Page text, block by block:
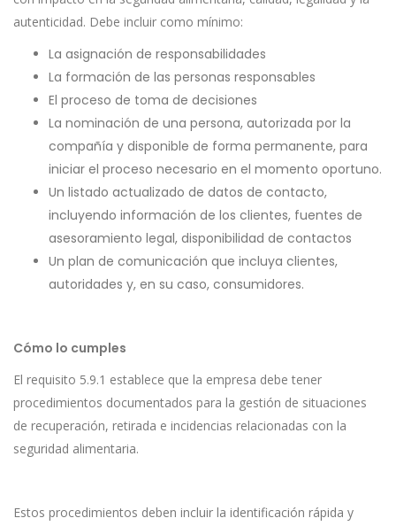
autenticidad. Debe incluir como mínimo:
La asignación de responsabilidades
La formación de las personas responsables
El proceso de toma de decisiones
La nominación de una persona, autorizada por la
compañía y disponible de forma permanente, para
iniciar el proceso necesario en el momento oportuno.
Un listado actualizado de datos de contacto,
incluyendo información de los clientes, fuentes de
asesoramiento legal, disponibilidad de contactos
Un plan de comunicación que incluya clientes,
autoridades y, en su caso, consumidores.
Cómo lo cumples
El requisito 5.9.1 establece que la empresa debe tener
procedimientos documentados para la gestión de situaciones
de recuperación, retirada e incidencias relacionadas con la
seguridad alimentaria.
Estos procedimientos deben incluir la identificación rápida y